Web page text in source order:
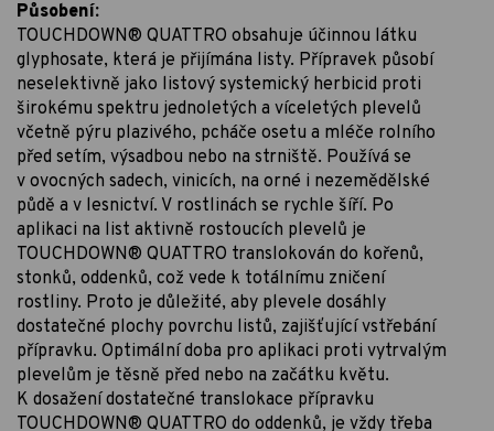
Působení:
TOUCHDOWN® QUATTRO obsahuje účinnou látku
glyphosate, která je přijímána listy. Přípravek působí
neselektivně jako listový systemický herbicid proti
širokému spektru jednoletých a víceletých plevelů
včetně pýru plazivého, pcháče osetu a mléče rolního
před setím, výsadbou nebo na strniště. Používá se
v ovocných sadech, vinicích, na orné i nezemědělské
půdě a v lesnictví. V rostlinách se rychle šíří. Po
aplikaci na list aktivně rostoucích plevelů je
TOUCHDOWN® QUATTRO translokován do kořenů,
stonků, oddenků, což vede k totálnímu zničení
rostliny. Proto je důležité, aby plevele dosáhly
dostatečné plochy povrchu listů, zajišťující vstřebání
přípravku. Optimální doba pro aplikaci proti vytrvalým
plevelům je těsně před nebo na začátku květu.
K dosažení dostatečné translokace přípravku
TOUCHDOWN® QUATTRO do oddenků, je vždy třeba